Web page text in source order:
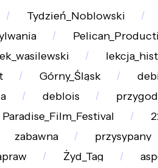
Tydzień_Noblowski
Górny_Śląsk
deblois
Paradise_Film_Festival
zabawna przysypany
Żyd_Tag